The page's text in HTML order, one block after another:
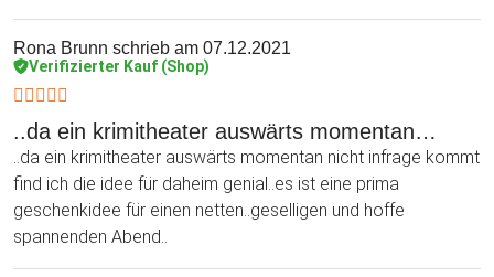
Rona Brunn schrieb am 07.12.2021
Verifizierter Kauf (Shop)
..da ein krimitheater auswärts momentan…
..da ein krimitheater auswärts momentan nicht infrage kommt
find ich die idee für daheim genial..es ist eine prima
geschenkidee für einen netten..geselligen und hoffe
spannenden Abend..